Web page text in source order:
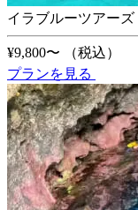
イラブルーツアーズ
¥9,800〜
（税込）
プランを見る